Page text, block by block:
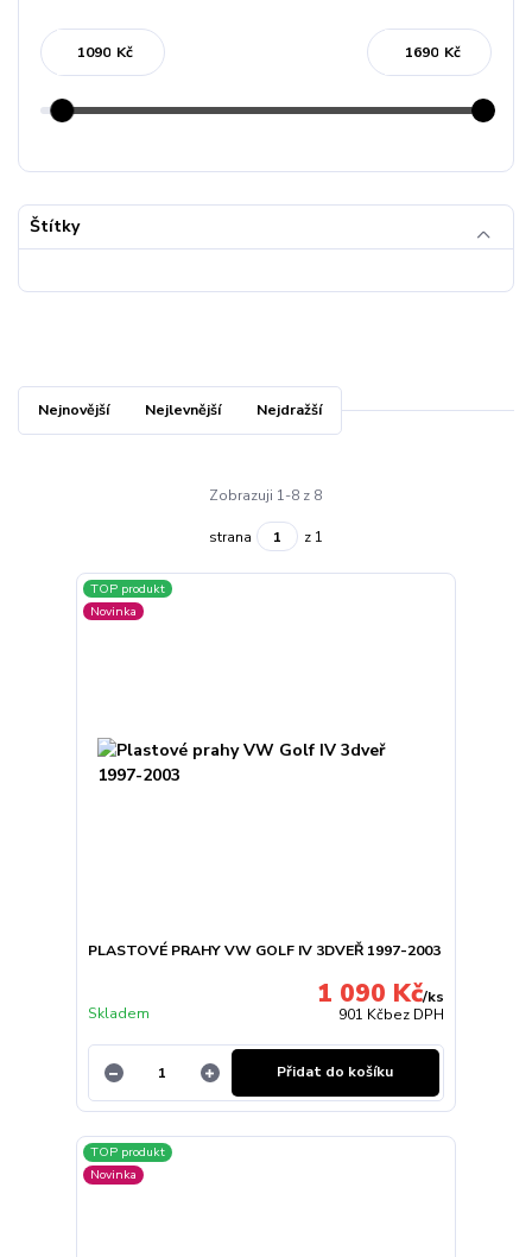
Kč Kč
Štítky
Nejnovější Nejlevnější Nejdražší
Zobrazuji 1-8 z 8
strana z 1
TOP produkt
Novinka
PLASTOVÉ PRAHY VW GOLF IV 3DVEŘ 1997-2003
1 090 Kč/ks
901 Kčbez DPH
Skladem
Přidat do košíku
TOP produkt
Novinka